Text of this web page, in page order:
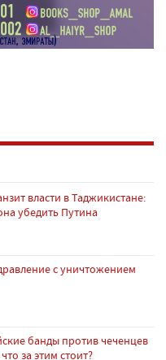
власти в Таджикистане:
убедить Путина
с уничтожением
банды против чеченцев
за этим стоит?